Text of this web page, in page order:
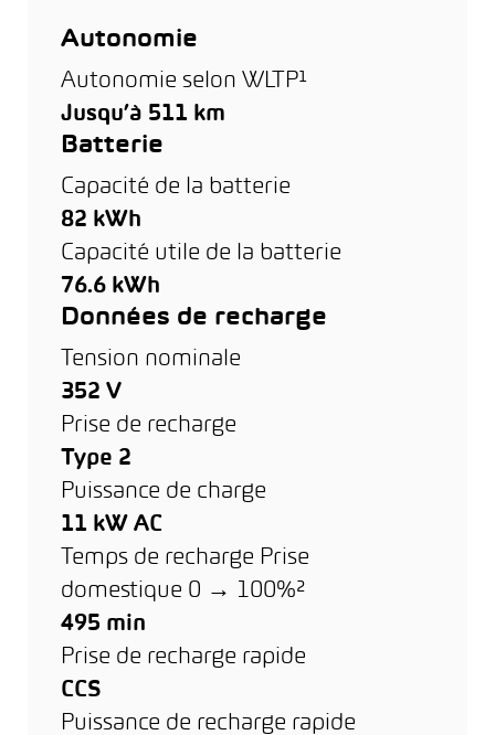
Autonomie
Autonomie selon WLTP¹
Jusqu’à 511 km
Batterie
Capacité de la batterie
82 kWh
Capacité utile de la batterie
76.6 kWh
Données de recharge
Tension nominale
352 V
Prise de recharge
Type 2
Puissance de charge
11 kW AC
Temps de recharge Prise
domestique 0 → 100%²
495 min
Prise de recharge rapide
CCS
Puissance de recharge rapide